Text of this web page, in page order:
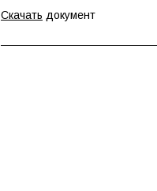
Скачать документ